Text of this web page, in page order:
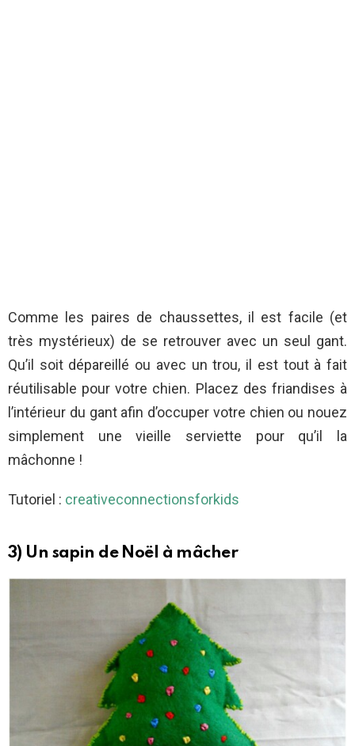
Comme les paires de chaussettes, il est facile (et
très mystérieux) de se retrouver avec un seul gant.
Qu’il soit dépareillé ou avec un trou, il est tout à fait
réutilisable pour votre chien. Placez des friandises à
l’intérieur du gant afin d’occuper votre chien ou nouez
simplement une vieille serviette pour qu’il la
mâchonne !
Tutoriel : creativeconnectionsforkids
3) Un sapin de Noël à mâcher